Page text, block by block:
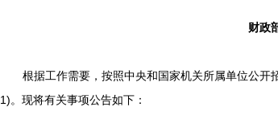
财政
根据工作需要，按照中央和国家机关所属单位公开
1)。现将有关事项公告如下：